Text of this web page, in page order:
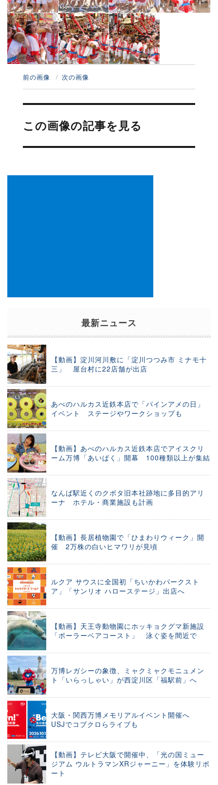
前の画像 次の画像
投
ナ
ビ
ー
この画像の記事を見る
最新ニュース
【動画】淀川河川敷に「淀川つつみ市 ミナモ十
三」 屋台村に22店舗が出店
あべのハルカス近鉄本店で「パインアメの日」
イベント ステージやワークショップも
【動画】あべのハルカス近鉄本店でアイスクリ
ーム万博「あいぱく」開幕 100種類以上が集結
なんば駅近くのクボタ旧本社跡地に多目的アリ
ーナ ホテル・商業施設も計画
【動画】長居植物園で「ひまわりウィーク」開
催 2万株の白いヒマワリが見頃
ルクア サウスに全国初「ちいかわパークスト
ア」「サンリオ ハローステージ」出店へ
【動画】天王寺動物園にホッキョクグマ新施設
「ポーラーベアコースト」 泳ぐ姿を間近で
万博レガシーの象徴、ミャクミャクモニュメン
ト「いらっしゃい」が西淀川区「福駅前」へ
大阪・関西万博メモリアルイベント開催へ
USJでコブクロらライブも
【動画】テレビ大阪で開催中、「光の国ミュー
ジアム ウルトラマンXRジャーニー」を体験リポ
ート